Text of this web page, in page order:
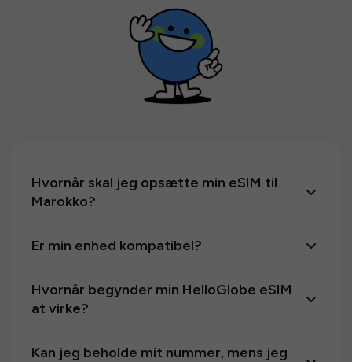
Hvornår skal jeg opsætte min eSIM til
Marokko?
Er min enhed kompatibel?
Hvornår begynder min HelloGlobe eSIM
at virke?
Kan jeg beholde mit nummer, mens jeg